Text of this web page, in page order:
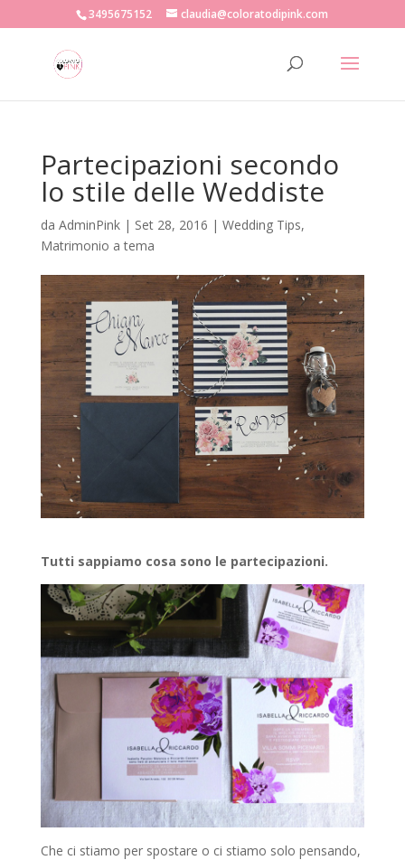
3495675152 claudia@coloratodipink.com
Partecipazioni secondo
lo stile delle Weddiste
da AdminPink| Set 28, 2016 | Wedding Tips,
Matrimonio a tema
Tutti sappiamo cosa sono le partecipazioni.
Che ci stiamo per spostare o ci stiamo solo pensando,